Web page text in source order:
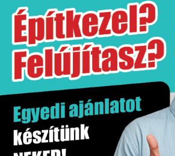
Ha bármi kérdése lenne, keressen minket
az alábbi elérhetőségek egyikén:
info@feszekcsempe.hu
+36 96 322 637
+36 30 330 37 58
9024 Győr Mészáros Lőrinc u. 1.